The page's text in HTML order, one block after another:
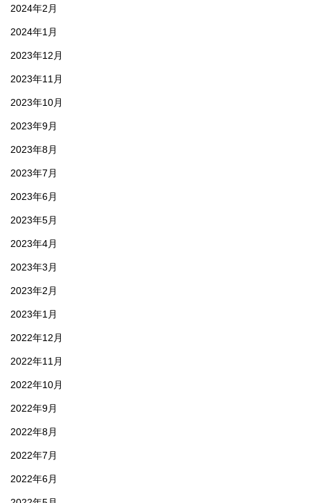
2024年2月
2024年1月
2023年12月
2023年11月
2023年10月
2023年9月
2023年8月
2023年7月
2023年6月
2023年5月
2023年4月
2023年3月
2023年2月
2023年1月
2022年12月
2022年11月
2022年10月
2022年9月
2022年8月
2022年7月
2022年6月